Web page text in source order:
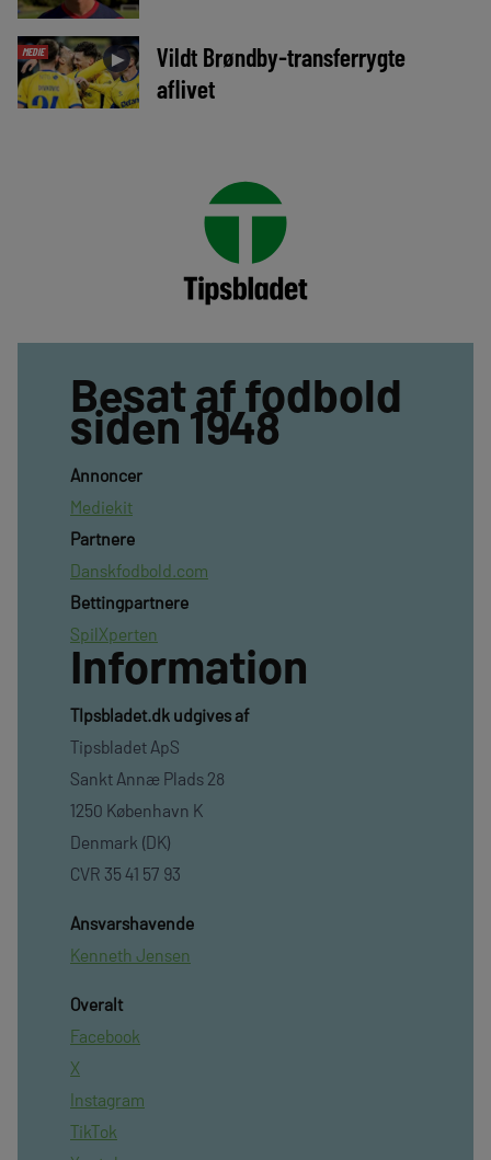
MEDIE ►
Vildt Brøndby-transferrygte
aflivet
Besat af fodbold
siden 1948
Annoncer
Mediekit
Partnere
Danskfodbold.com
Bettingpartnere
SpilXperten
Information
TIpsbladet.dk udgives af
Tipsbladet ApS
Sankt Annæ Plads 28
1250 København K
Denmark (DK)
CVR 35 41 57 93
Ansvarshavende
Kenneth Jensen
Overalt
Facebook
X
Instagram
TikTok